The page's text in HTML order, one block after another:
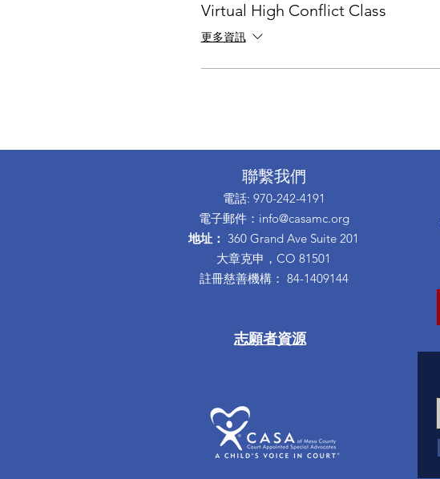
Virtual High Conflict Class
更多資訊
聯繫我們
電話: 970-242-4191
電子郵件： info@casamc.org
地址： 360 Grand Ave Suite 201
大章克申，CO 81501
註冊慈善機構： 84-1409144
志願者資源